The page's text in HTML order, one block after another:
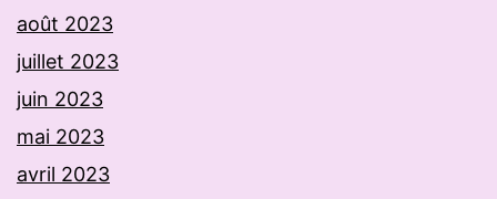
août 2023
juillet 2023
juin 2023
mai 2023
avril 2023